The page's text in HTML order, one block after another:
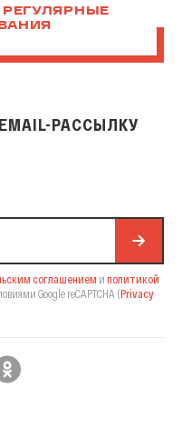
РАССЫЛКУ
соглашением и политикой
Google reCAPTCHA (Privacy